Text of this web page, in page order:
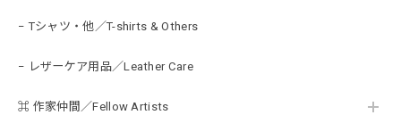
− Tシャツ・他／T-shirts & Others
− レザーケア用品／Leather Care
⌘ 作家仲間／Fellow Artists